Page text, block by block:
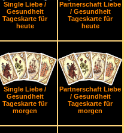
Single Liebe /
Gesundheit
Tageskarte für
heute
Partnerschaft Liebe
/ Gesundheit
Tageskarte für
heute
Single Liebe /
Gesundheit
Tageskarte für
morgen
Partnerschaft Liebe
/ Gesundheit
Tageskarte für
morgen